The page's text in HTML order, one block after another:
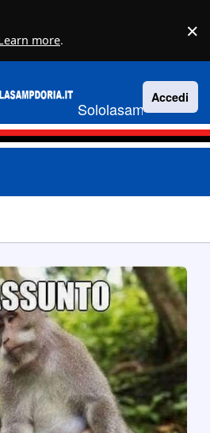
more. ×
Sololasampdoria.it
Accedi